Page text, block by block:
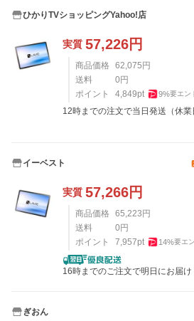
ひかりTVショッピングYahoo!店
実質 57,226円
商品価格 62,075円
送料
0円
ポイント
4,849pt 9%要エン
12時までの注文で当日発送（休業
イーベスト
実質 57,266円
商品価格 65,223円
送料
0円
ポイント
7,957pt 14%要エ
16時までのご注文で明日にお届け
ぎおん